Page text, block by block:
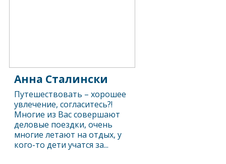
Анна Сталински
Путешествовать – хорошее
увлечение, согласитесь?!
Многие из Вас совершают
деловые поездки, очень
многие летают на отдых, у
кого-то дети учатся за...